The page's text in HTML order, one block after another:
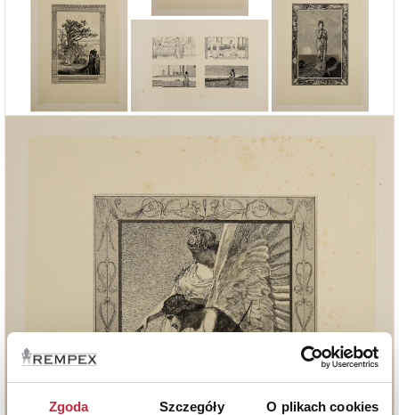
Zgoda Szczegóły O plikach cookies